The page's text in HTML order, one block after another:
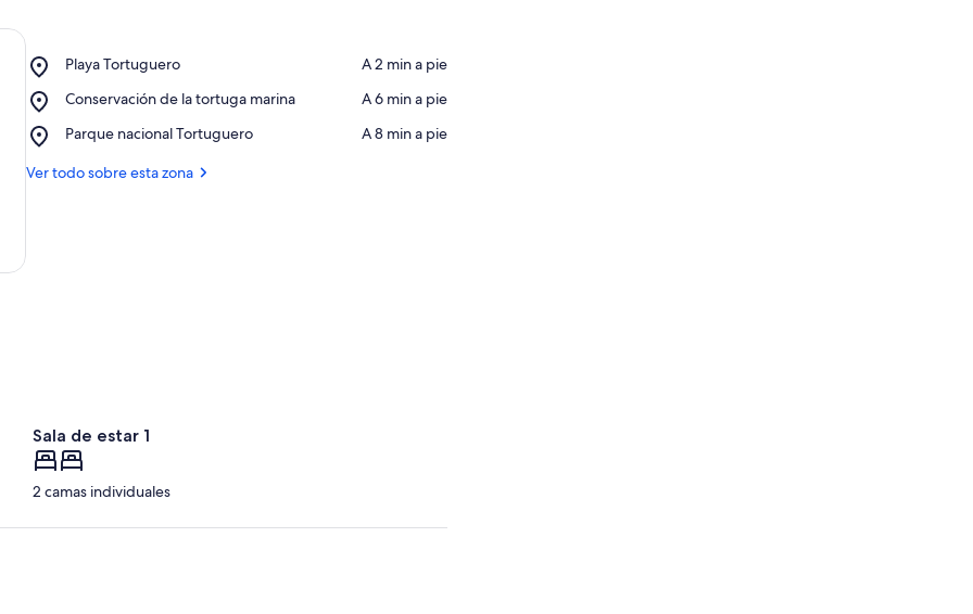
Playa Tortuguero
Place,
Tortuguero
‪A 2 min a pie‬
Conservación de la tortuga marina
Place,
de
tortuga
‪A 6 min a pie‬
Parque nacional Tortuguero
Place,
nacional
‪A 8 min a pie‬
Ver todo sobre esta zona
Sala de estar 1
2 camas individuales